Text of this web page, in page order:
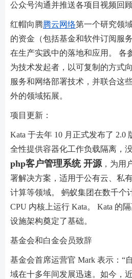
公众号沟通并推送各项目视频回顾
红帽向腾腾云网络第一个研究领
的资金（包括基金和软件订阅服
在生产实践中的落地和应用。 各
为技术发起者，以可复制的方式
服务和网络部署技术，并联合这
外的领域拓展。
项目更新：
Kata 于去年 10 月正式发布了 2.0
全性提供容器化工作负载隔离，
php客户管理系统 开源 ，为用
署解决方案，适用于公有云、私
计算等领域。 蚂蚁集团在数千个
CPU 内核上运行 Kata。 Kata 的
设施架构奠定了基础。
基金会和白金会员致辞
基金会首席运营官 Mark 表示：“
域在十多年间发展迅速。如今，